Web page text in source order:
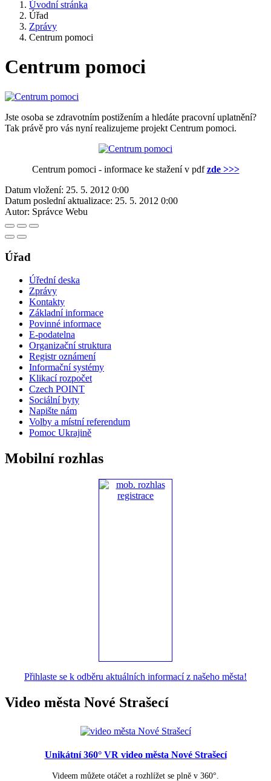
Úvodní stránka
Úřad
Zprávy
Centrum pomoci
Centrum pomoci
Jste osoba se zdravotním postižením a hledáte pracovní uplatnění?
Tak právě pro vás nyní realizujeme projekt Centrum pomoci.
Centrum pomoci - informace ke stažení v pdfzde >>>
Datum vložení: 25. 5. 2012 0:00
Datum poslední aktualizace: 25. 5. 2012 0:00
Autor: Správce Webu
Úřad
Úřední deska
Zprávy
Kontakty
Základní informace
Povinné informace
E-podatelna
Organizační struktura
Registr oznámení
Informační systémy
Klikací rozpočet
Czech POINT
Sociální byty
Napište nám
Volby a místní referendum
Pomoc Ukrajině
Mobilní rozhlas
Přihlaste se k odběru aktuálních informací z našeho města!
Video města Nové Strašecí
Unikátní 360° VR video města Nové Strašecí
Videem můžete otáčet a rozhlížet se plně v 360°.